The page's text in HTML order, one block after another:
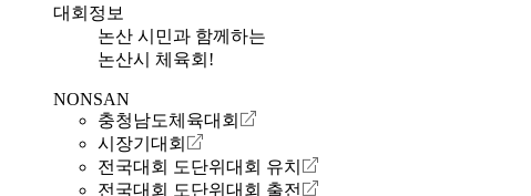
대회정보
논산 시민과 함께하는
논산시 체육회!
NONSAN
충청남도체육대회
시장기대회
전국대회 도단위대회 유치
전국대회 도단위대회 출전